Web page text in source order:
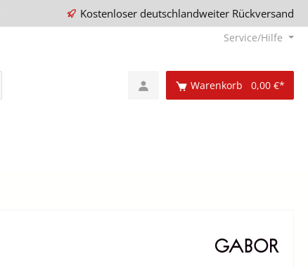
Kostenloser deutschlandweiter Rückversand
Service/Hilfe
Warenkorb 0,00 €*